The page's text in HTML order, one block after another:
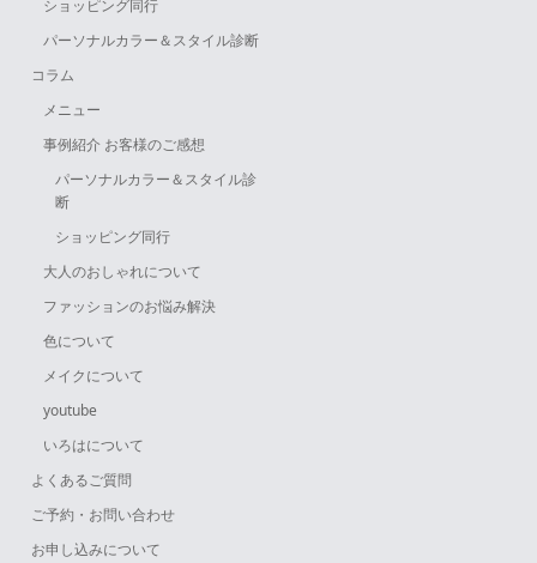
ショッピング同行
パーソナルカラー＆スタイル診断
コラム
メニュー
事例紹介 お客様のご感想
パーソナルカラー＆スタイル診
断
ショッピング同行
大人のおしゃれについて
ファッションのお悩み解決
色について
メイクについて
youtube
いろはについて
よくあるご質問
ご予約・お問い合わせ
お申し込みについて